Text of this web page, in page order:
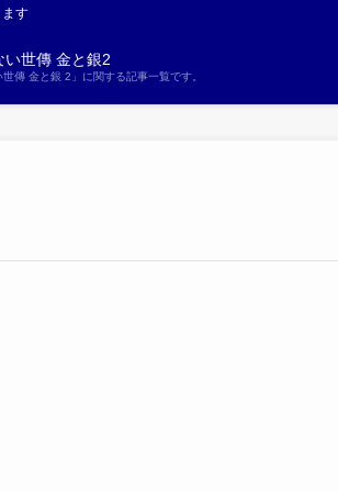
す
い世傳 金と銀2
傳 金と銀 2」に関する記事一覧です。